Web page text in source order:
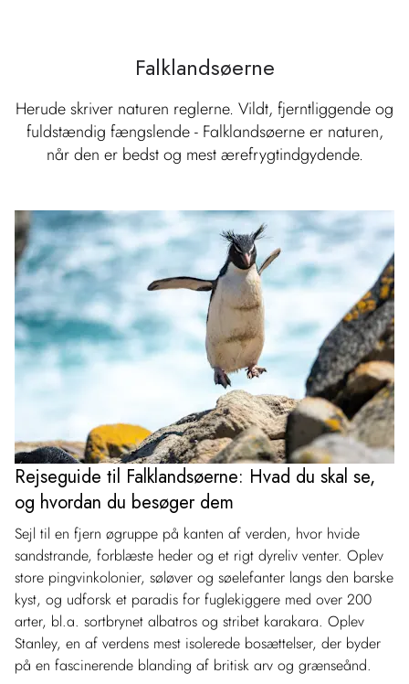
Falklandsøerne
Herude skriver naturen reglerne. Vildt, fjerntliggende og
fuldstændig fængslende - Falklandsøerne er naturen,
når den er bedst og mest ærefrygtindgydende.
Rejseguide til Falklandsøerne: Hvad du skal se,
og hvordan du besøger dem
Sejl til en fjern øgruppe på kanten af verden, hvor hvide
sandstrande, forblæste heder og et rigt dyreliv venter. Oplev
store pingvinkolonier, søløver og søelefanter langs den barske
kyst, og udforsk et paradis for fuglekiggere med over 200
arter, bl.a. sortbrynet albatros og stribet karakara. Oplev
Stanley, en af verdens mest isolerede bosættelser, der byder
på en fascinerende blanding af britisk arv og grænseånd.